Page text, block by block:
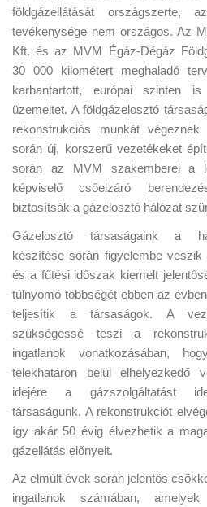
földgázellátását országszerte,
tevékenysége nem országos. Az
Kft. és az MVM Égáz-Dégáz
30 000 kilométert meghaladó
karbantartott, európai szinten is
üzemeltet. A földgázelosztó
rekonstrukciós munkát
során új, korszerű vezetékeket
során az MVM szakemberei a
képviselő csőelzáró
biztosítsák a gázelosztó hálózat
Gázelosztó társaságaink a
készítése során figyelembe veszik
és a fűtési időszak kiemelt
túlnyomó többségét ebben az
teljesítik a társaságok. A
szükségessé teszi a
ingatlanok vonatkozásában,
telekhatáron belül elhelyezkedő
idejére a gázszolgáltatást
társaságunk. A rekonstrukciót
így akár 50 évig élvezhetik a
gázellátás előnyeit.
Az elmúlt évek során jelentős
ingatlanok számában,